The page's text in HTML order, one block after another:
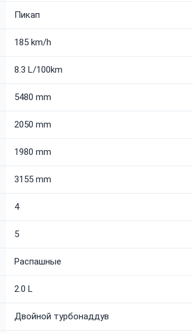
Пикап
185 km/h
8.3 L/100km
5480 mm
2050 mm
1980 mm
3155 mm
4
5
Распашные
2.0 L
Двойной турбонаддув